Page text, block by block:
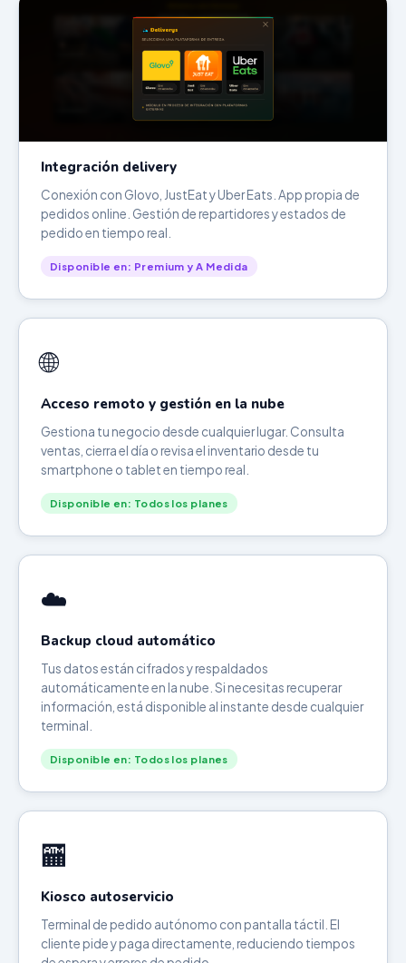
Integración delivery
Conexión con Glovo, JustEat y Uber Eats. App propia de
pedidos online. Gestión de repartidores y estados de
pedido en tiempo real.
Disponible en: Premium y A Medida
🌐
Acceso remoto y gestión en la nube
Gestiona tu negocio desde cualquier lugar. Consulta
ventas, cierra el día o revisa el inventario desde tu
smartphone o tablet en tiempo real.
Disponible en: Todos los planes
☁️
Backup cloud automático
Tus datos están cifrados y respaldados
automáticamente en la nube. Si necesitas recuperar
información, está disponible al instante desde cualquier
terminal.
Disponible en: Todos los planes
🏧
Kiosco autoservicio
Terminal de pedido autónomo con pantalla táctil. El
cliente pide y paga directamente, reduciendo tiempos